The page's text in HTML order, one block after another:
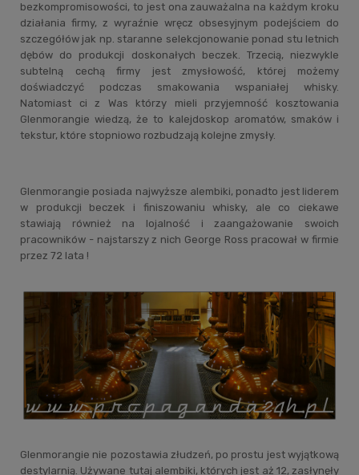
bezkompromisowości, to jest ona zauważalna na każdym kroku
działania firmy, z wyraźnie wręcz obsesyjnym podejściem do
szczegółów jak np. staranne selekcjonowanie ponad stu letnich
dębów do produkcji doskonałych beczek. Trzecią, niezwykle
subtelną cechą firmy jest zmysłowość, której możemy
doświadczyć podczas smakowania wspaniałej whisky.
Natomiast ci z Was którzy mieli przyjemność kosztowania
Glenmorangie wiedzą, że to kalejdoskop aromatów, smaków i
tekstur, które stopniowo rozbudzają kolejne zmysły.
Glenmorangie posiada najwyższe alembiki, ponadto jest liderem
w produkcji beczek i finiszowaniu whisky, ale co ciekawe
stawiają również na lojalność i zaangażowanie swoich
pracowników - najstarszy z nich George Ross pracował w firmie
przez 72 lata !
Glenmorangie nie pozostawia złudzeń, po prostu jest wyjątkową
destylarnią. Używane tutaj alembiki, których jest aż 12, zasłynęły